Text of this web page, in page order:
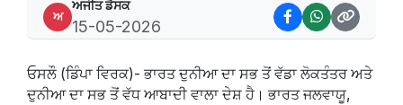
ਅ
ਅਜੀਤ ਡੈਸਕ
15-05-2026
ਓਸਲੌ (ਡਿੰਪਾ ਵਿਰਕ)- ਭਾਰਤ ਦੁਨੀਆ ਦਾ ਸਭ ਤੋਂ ਵੱਡਾ ਲੋਕਤੰਤਰ ਅਤੇ
ਦੁਨੀਆ ਦਾ ਸਭ ਤੋਂ ਵੱਧ ਆਬਾਦੀ ਵਾਲਾ ਦੇਸ਼ ਹੈ। ਭਾਰਤ ਜਲਵਾਯੂ,